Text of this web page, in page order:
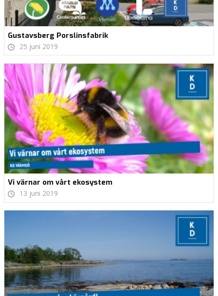
Gustavsberg Porslinsfabrik
25 juni 2019
Vi värnar om vårt ekosystem
13 juni 2019